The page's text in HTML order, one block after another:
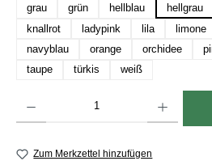
grau
grün hellblau hellgrau
knallrot
ladypink lila limone
navyblau
orange orchidee
taupe
türkis weiß
Zum Merkzettel hinzufügen